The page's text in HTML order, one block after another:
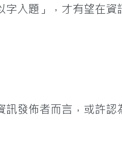
入題」，才有望在
發佈者而言，或許